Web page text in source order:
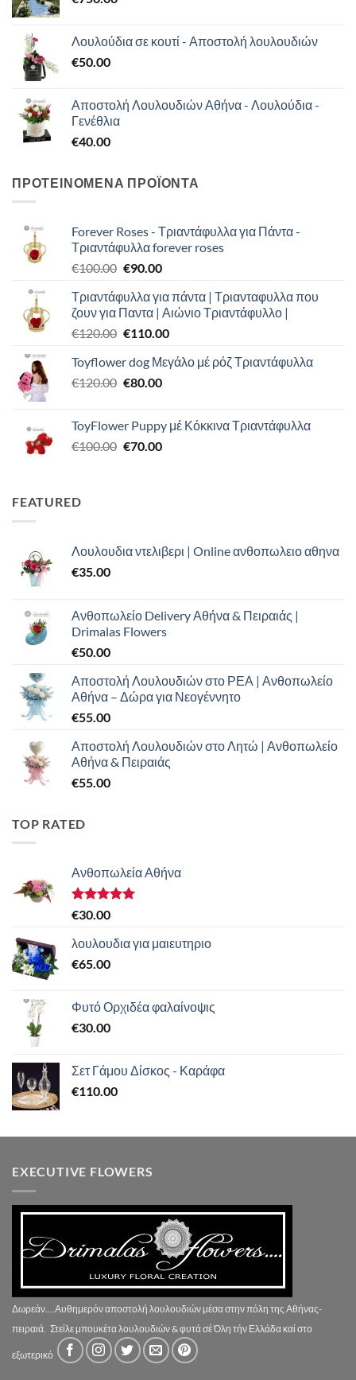
Λουλούδια σε κουτί - Αποστολή λουλουδιών
€50.00
Αποστολή Λουλουδιών Αθήνα - Λουλούδια -
‎Γενέθλια
€40.00
ΠΡΟΤΕΙΝΟΜΕΝΑ ΠΡΟΪΟΝΤΑ
Forever Roses - Τριαντάφυλλα για Πάντα -
Τριαντάφυλλα forever roses
€100.00 Original
was:
€100.00.
€90.00Η
τιμή
είναι:
€90.00.
Τριαντάφυλλα για πάντα | Τριανταφυλλα που
ζουν για Παντα | Αιώνιο Τριαντάφυλλο |
€120.00 Original
was:
€120.00.
€110.00Η
τιμή
Toyflower dog Μεγάλο μέ ρόζ Τριαντάφυλλα
€120.00 Original
€120.00.
€80.00Η
είναι:
€80.00.
ToyFlower Puppy μέ Κόκκινα Τριαντάφυλλα
€100.00 Original
€70.00Η
FEATURED
Λουλουδια ντελιβερι | Online ανθοπωλειο αθηνα
€35.00
Ανθοπωλείο Delivery Αθήνα & Πειραιάς |
Drimalas Flowers
€50.00
Αποστολή Λουλουδιών στο ΡΕΑ | Ανθοπωλείο
Αθήνα – Δώρα για Νεογέννητο
€55.00
Αποστολή Λουλουδιών στο Λητώ | Ανθοπωλείο
Αθήνα & Πειραιάς
€55.00
TOP RATED
Ανθοπωλεία Αθήνα
Βαθμολογήθηκε
από 5
€30.00
λουλουδια για μαιευτηριο
€65.00
Φυτό Ορχιδέα φαλαίνοψις
€30.00
Σετ Γάμου Δίσκος - Καράφα
€110.00
EXECUTIVE FLOWERS
Δωρεάν....Αυθημερόν αποστολή λουλουδιών μέσα στην πόλη της Αθήνας-
πειραιά. Στείλε μπουκέτα λουλουδιών & φυτά σέ Όλη τήν Ελλάδα καί στο
εξωτερικό